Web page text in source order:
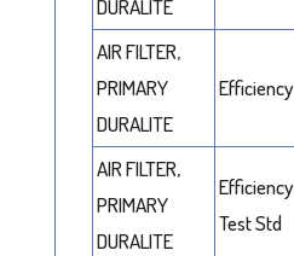
DURALITE
AIR FILTER,
PRIMARY
DURALITE
Efficiency
AIR FILTER,
PRIMARY
DURALITE
Efficiency
Test Std